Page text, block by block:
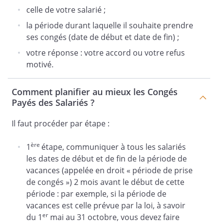
celle de votre salarié ;
la période durant laquelle il souhaite prendre
ses congés (date de début et date de fin) ;
votre réponse : votre accord ou votre refus
motivé.
Comment planifier au mieux les Congés
Payés des Salariés ?
Il faut procéder par étape :
1ère étape, communiquer à tous les salariés
les dates de début et de fin de la période de
vacances (appelée en droit « période de prise
de congés ») 2 mois avant le début de cette
période : par exemple, si la période de
vacances est celle prévue par la loi, à savoir
du 1er mai au 31 octobre, vous devez faire